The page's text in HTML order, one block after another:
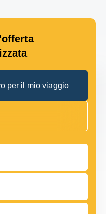
per il mio viaggio